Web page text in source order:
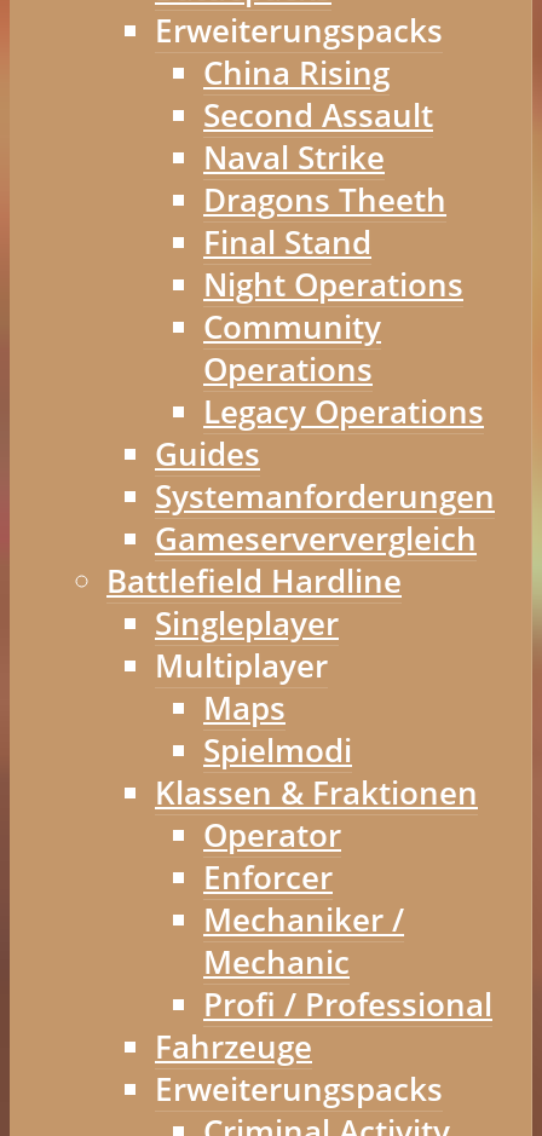
Erweiterungspacks
China Rising
Second Assault
Naval Strike
Dragons Theeth
Final Stand
Night Operations
Community
Operations
Legacy Operations
Guides
Systemanforderungen
Gameserververgleich
Battlefield Hardline
Singleplayer
Multiplayer
Maps
Spielmodi
Klassen & Fraktionen
Operator
Enforcer
Mechaniker /
Mechanic
Profi / Professional
Fahrzeuge
Erweiterungspacks